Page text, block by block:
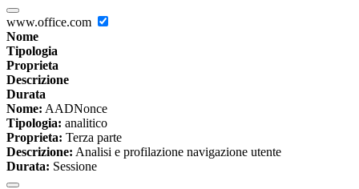
www.office.com
Nome
Tipologia
Proprieta
Descrizione
Durata
Nome: AADNonce
Tipologia: analitico
Proprieta: Terza parte
Descrizione: Analisi e profilazione navigazione utente
Durata: Sessione